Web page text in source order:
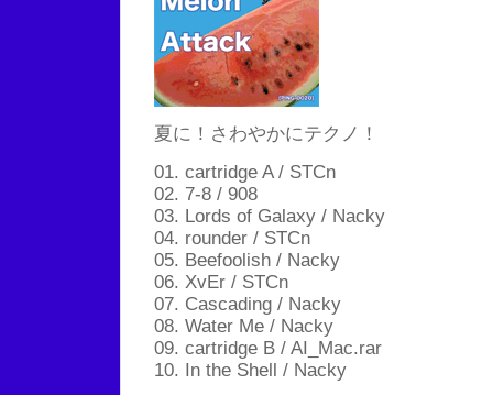
夏に！さわやかにテクノ！
01. cartridge A / STCn
02. 7-8 / 908
03. Lords of Galaxy / Nacky
04. rounder / STCn
05. Beefoolish / Nacky
06. XvEr / STCn
07. Cascading / Nacky
08. Water Me / Nacky
09. cartridge B / AI_Mac.rar
10. In the Shell / Nacky